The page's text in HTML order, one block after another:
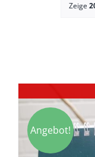
Zeige
Angebot!